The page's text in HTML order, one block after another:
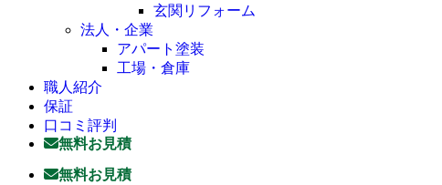
玄関リフォーム
法人・企業
アパート塗装
工場・倉庫
職人紹介
保証
口コミ評判
無料お見積
無料お見積